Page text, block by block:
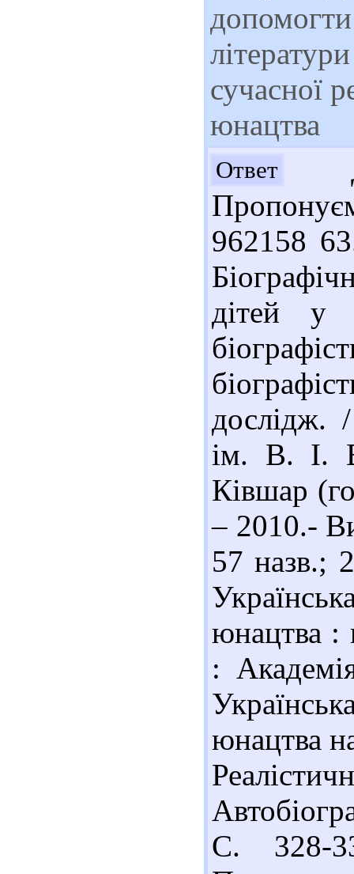
сучасної
юнацтва
Ответ
962158
дітей у
ім. В. І.
Ківшар
– 2010.-
57 назв.;
юнацтва :
:
юнацтва
С. 328-